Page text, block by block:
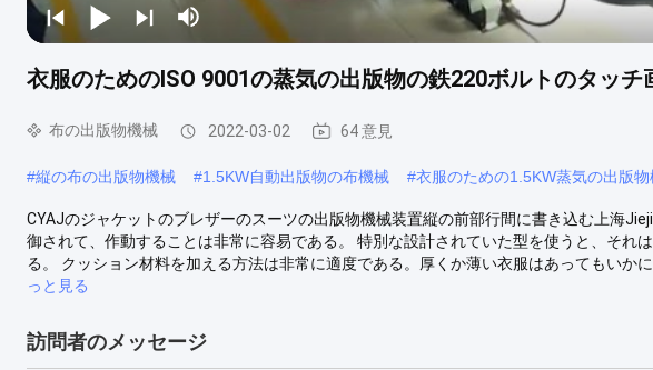
衣服のためのISO 9001の蒸気の出版物の鉄220ボルトのタッチ
布の出版物機械 2022-03-02 64 意見
#縦の布の出版物機械 #1.5KW自動出版物の布機械 #衣服のための1.5KW蒸気の出版物
CYAJのジャケットのブレザーのスーツの出版物機械装置縦の前部行間に書き込む上海
御されて、作動することは非常に容易である。 特別な設計されていた型を使うと、それ
る。 クッション材料を加える方法は非常に適度である。厚くか薄い衣服はあってもいか
っと見る
訪問者のメッセージ